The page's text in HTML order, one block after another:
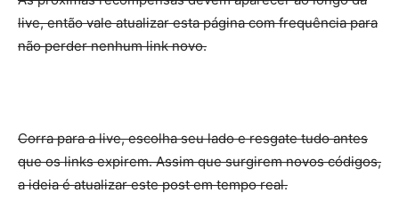
live, então vale atualizar esta página com frequência para
não perder nenhum link novo.
Corra para a live, escolha seu lado e resgate tudo antes
que os links expirem. Assim que surgirem novos códigos,
a ideia é atualizar este post em tempo real.